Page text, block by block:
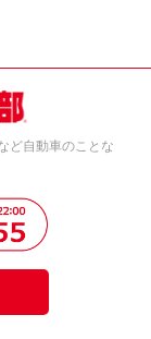
ど自動車のことな